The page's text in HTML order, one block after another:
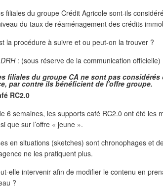
filiales du groupe Crédit Agricole sont-ils
du taux de réaménagement des crédits
la procédure à suivre et ou peut-on la trouver ?
: (sous réserve de la communication officielle)
filiales du groupe CA ne sont pas considérés
par contre ils bénéficient de l'offre groupe.
RC2.0
6 semaines, les supports café RC2.0 ont été les
que sur l’offre « jeune ».
en situations (sketches) sont chronophages et
ne les pratiquent plus.
elle intervenir afin de modifier le contenu en
?